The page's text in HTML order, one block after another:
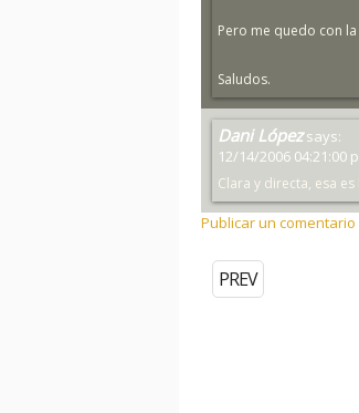
Pero me quedo con
Saludos.
Dani López says:
12/14/2006 04:21:00
Clara y directa, esa
Publicar un comentario
PREV